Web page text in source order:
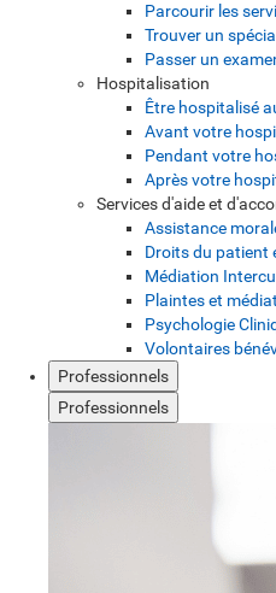
Parcourir les
Trouver un
Passer un
Hospitalisation
Être hospitalisé
Avant votre
Pendant votre
Après votre
Services d'aide et
Assistance
Droits du patient
Médiation
Plaintes et
Psychologie
Volontaires
Professionnels
Professionnels